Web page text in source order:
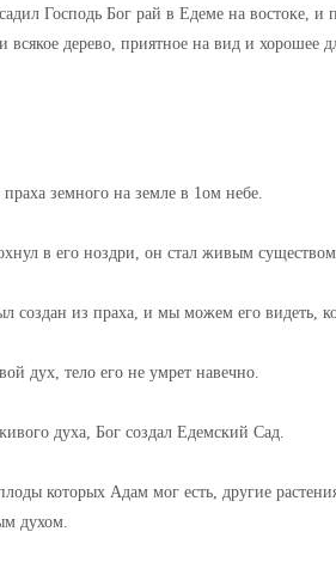
Господь Бог рай в Едеме на востоке, и
всякое дерево, приятное на вид и
земного на земле в 1ом небе.
в его ноздри, он стал живым
создан из праха, и мы можем его видеть,
дух, тело его не умрет навечно.
духа, Бог создал Едемский Сад.
которых Адам мог есть, другие
духом.